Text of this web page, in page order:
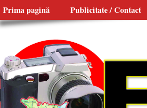
Prima pagină Publicitate / Contact